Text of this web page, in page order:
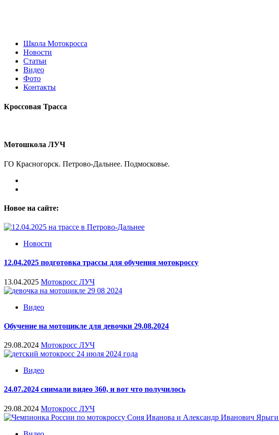
Школа Мотокросса
Новости
Статьи
Видео
Фото
Контакты
Кроссовая Трасса
Мотошкола ЛУЧ
ГО Красногорск. Петрово-Дальнее. Подмосковье.
Новое на сайте:
Новости
12.04.2025 подготовка трассы для обучения мотокроссу
13.04.2025 Мотокросс ЛУЧ
Видео
Обучение на мотоцикле для девочки 29.08.2024
29.08.2024 Мотокросс ЛУЧ
Видео
24.07.2024 снимали видео 360, и вот что получилось
29.08.2024 Мотокросс ЛУЧ